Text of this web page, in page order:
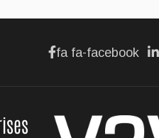
fa fa-facebook